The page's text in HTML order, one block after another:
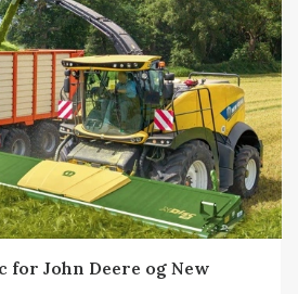
for John Deere og New